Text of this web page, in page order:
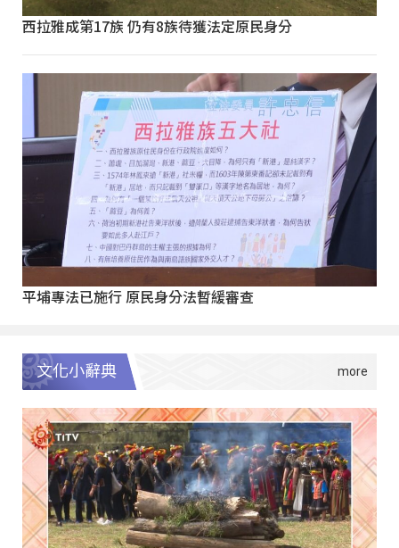
西拉雅成第17族 仍有8族待獲法定原民身分
平埔專法已施行 原民身分法暫緩審查
文化小辭典